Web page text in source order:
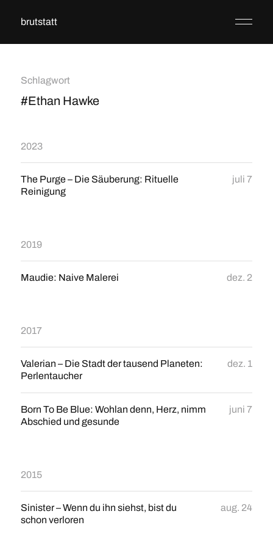
brutstatt
Schlagwort
#Ethan Hawke
2023
The Purge – Die Säuberung: Rituelle
Reinigung
juli 7
2019
Maudie: Naive Malerei dez. 2
2017
Valerian – Die Stadt der tausend Planeten:
Perlentaucher
dez. 1
Born To Be Blue: Wohlan denn, Herz, nimm
Abschied und gesunde
juni 7
2015
Sinister – Wenn du ihn siehst, bist du
schon verloren
aug. 24